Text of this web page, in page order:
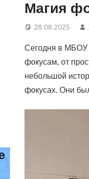
Магия
28.08.2025
Сегодня в МБОУ
фокусам, от
небольшой
фокусах. Они